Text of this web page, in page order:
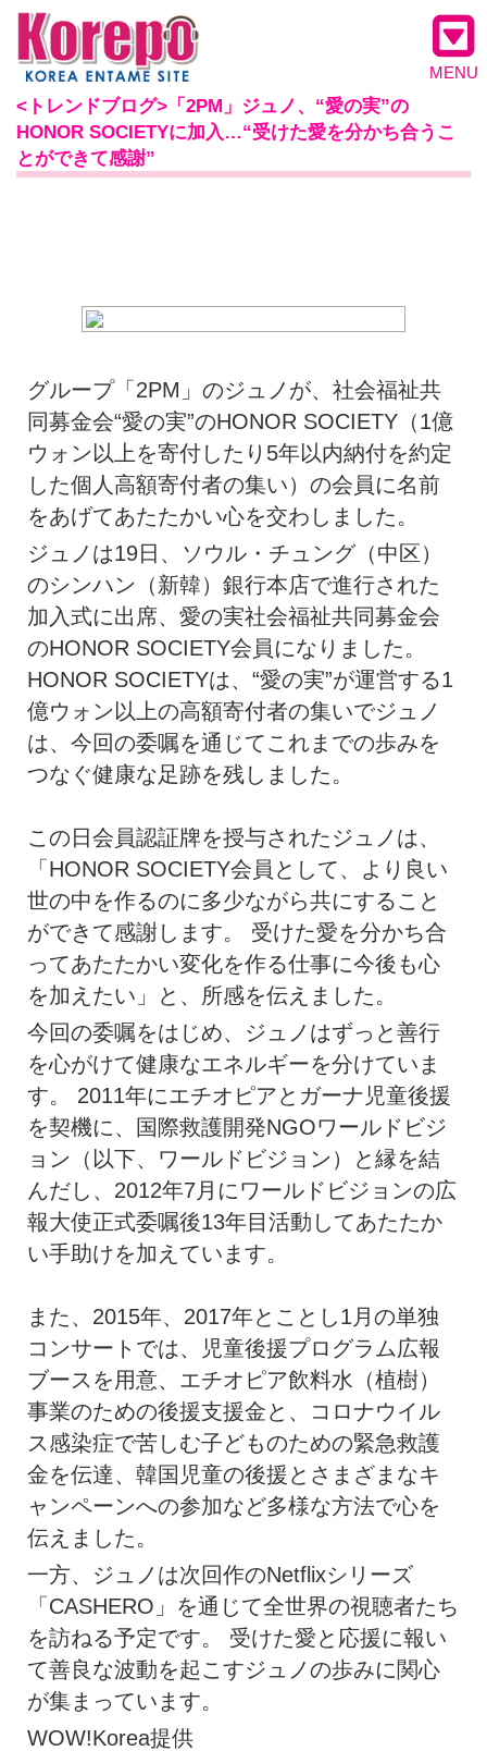
MENU
<トレンドブログ>「2PM」ジュノ、“愛の実”の
HONOR SOCIETYに加入…“受けた愛を分かち合うこ
とができて感謝”
グループ「2PM」のジュノが、社会福祉共
同募金会“愛の実”のHONOR SOCIETY（1億
ウォン以上を寄付したり5年以内納付を約定
した個人高額寄付者の集い）の会員に名前
をあげてあたたかい心を交わしました。
ジュノは19日、ソウル・チュング（中区）
のシンハン（新韓）銀行本店で進行された
加入式に出席、愛の実社会福祉共同募金会
のHONOR SOCIETY会員になりました。
HONOR SOCIETYは、“愛の実”が運営する1
億ウォン以上の高額寄付者の集いでジュノ
は、今回の委嘱を通じてこれまでの歩みを
つなぐ健康な足跡を残しました。
この日会員認証牌を授与されたジュノは、
「HONOR SOCIETY会員として、より良い
世の中を作るのに多少ながら共にすること
ができて感謝します。 受けた愛を分かち合
ってあたたかい変化を作る仕事に今後も心
を加えたい」と、所感を伝えました。
今回の委嘱をはじめ、ジュノはずっと善行
を心がけて健康なエネルギーを分けていま
す。 2011年にエチオピアとガーナ児童後援
を契機に、国際救護開発NGOワールドビジ
ョン（以下、ワールドビジョン）と縁を結
んだし、2012年7月にワールドビジョンの広
報大使正式委嘱後13年目活動してあたたか
い手助けを加えています。
また、2015年、2017年とことし1月の単独
コンサートでは、児童後援プログラム広報
ブースを用意、エチオピア飲料水（植樹）
事業のための後援支援金と、コロナウイル
ス感染症で苦しむ子どものための緊急救護
金を伝達、韓国児童の後援とさまざまなキ
ャンペーンへの参加など多様な方法で心を
伝えました。
一方、ジュノは次回作のNetflixシリーズ
「CASHERO」を通じて全世界の視聴者たち
を訪ねる予定です。 受けた愛と応援に報い
て善良な波動を起こすジュノの歩みに関心
が集まっています。
WOW!Korea提供